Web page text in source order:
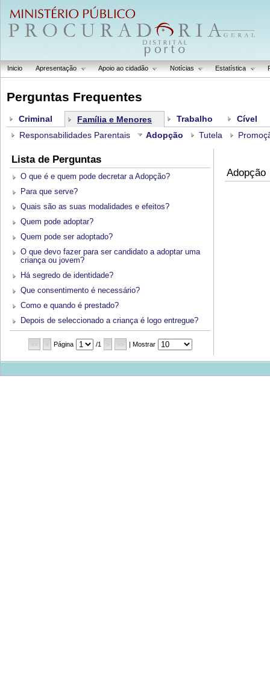
Inicio Apresentação Apoio ao cidadão Notícias Estatística
Perguntas Frequentes
Criminal Família e Menores Trabalho
Cível
Responsabilidades Parentais
Adopção Tutela
Lista de Perguntas
O que é e quem pode decretar a Adopção?
Para que serve?
Quais são as suas modalidades e efeitos?
Quem pode adoptar?
Quem pode ser adoptado?
O que devo fazer para ser candidato a adoptar uma
criança ou jovem?
Há segredo de identidade?
Que consentimento é necessário?
Como e quando é prestado?
Depois de seleccionado a criança é logo entregue?
<< < Página /1 > >> | Mostrar
Adopção